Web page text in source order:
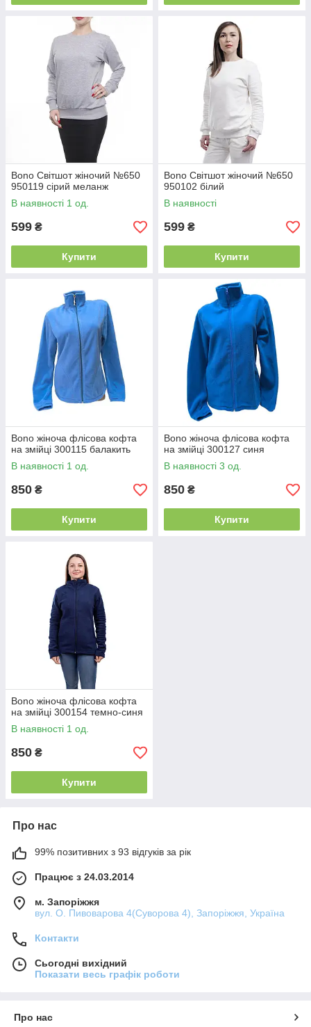
Bono Світшот жіночий №650
950119 сірий меланж
В наявності 1 од.
599 ₴
Купити
Bono Світшот жіночий №650
950102 білий
В наявності
599 ₴
Купити
Bono жіноча флісова кофта
на змійці 300115 балакить
В наявності 1 од.
850 ₴
Купити
Bono жіноча флісова кофта
на змійці 300127 синя
В наявності 3 од.
850 ₴
Купити
Bono жіноча флісова кофта
на змійці 300154 темно-синя
В наявності 1 од.
850 ₴
Купити
Про нас
99% позитивних з 93 відгуків за рік
Працює з 24.03.2014
м. Запоріжжя
вул. О. Пивоварова 4(Суворова 4), Запоріжжя, Україна
Контакти
Сьогодні вихідний
Показати весь графік роботи
Про нас